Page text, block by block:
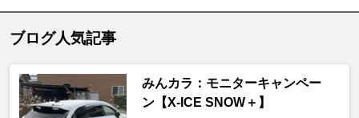
ブログ人気記事
みんカラ：モニターキャンペー
ン【X-ICE SNOW＋】